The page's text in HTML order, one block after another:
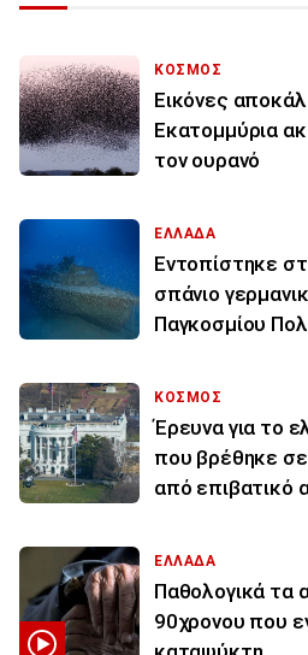
ΚΟΣΜΟΣ
Εικόνες
Εκατομμύρια
τον ουρανό
ΕΛΛΑΔΑ
Εντοπίστηκε
σπάνιο
Παγκοσμίου
ΚΟΣΜΟΣ
Έρευνα για το
που βρέθηκε
από επιβατικό
ΕΛΛΑΔΑ
Παθολογικά τα
90χρονου που